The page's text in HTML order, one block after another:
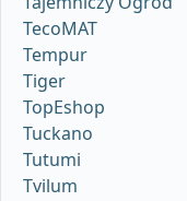
TecoMAT
Tempur
Tiger
TopEshop
Tuckano
Tutumi
Tvilum